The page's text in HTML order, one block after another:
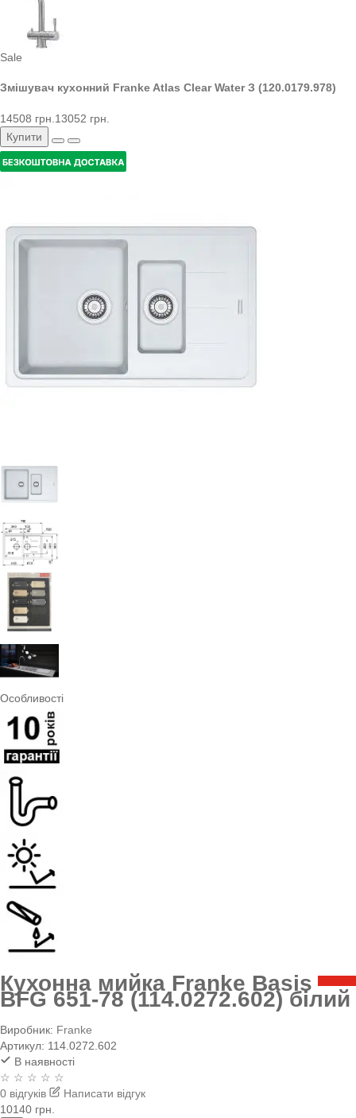
Sale
Змішувач кухонний Franke Atlas Clear Water З (120.0179.978)
14508 грн. 13052 грн.
Купити
Особливості
Кухонна мийка Franke Basis
BFG 651-78 (114.0272.602) білий
Виробник: Franke
Артикул: 114.0272.602
В наявності
☆ ☆ ☆ ☆ ☆
0 відгуків
Написати відгук
10140 грн.